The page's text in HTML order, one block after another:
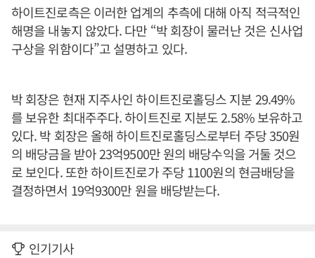
하이트진로측은 이러한 업계의 추측에 대해 아직 적극적인
해명을 내놓지 않았다. 다만 “박 회장이 물러난 것은 신사업
구상을 위함이다”고 설명하고 있다.
박 회장은 현재 지주사인 하이트진로홀딩스 지분 29.49%
를 보유한 최대주주다. 하이트진로 지분도 2.58% 보유하고
있다. 박 회장은 올해 하이트진로홀딩스로부터 주당 350원
의 배당금을 받아 23억9500만 원의 배당수익을 거둘 것으
로 보인다. 또한 하이트진로가 주당 1100원의 현금배당을
결정하면서 19억9300만 원을 배당받는다.
인기기사